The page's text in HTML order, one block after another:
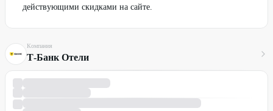
действующими скидками на сайте.
Компания
Т-Банк Отели